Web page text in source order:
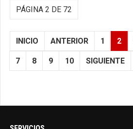
PÁGINA 2 DE 72
INICIO ANTERIOR 1 2
7 8 9 10 SIGUIENTE